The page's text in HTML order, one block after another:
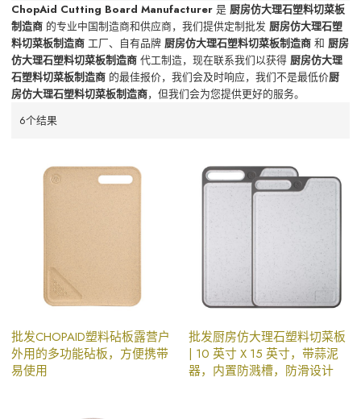
ChopAid Cutting Board Manufacturer 是 厨房仿大理石塑料切菜板
制造商 的专业中国制造商和供应商，我们提供定制批发 厨房仿大理石塑
料切菜板制造商 工厂、自有品牌 厨房仿大理石塑料切菜板制造商 和 厨房
仿大理石塑料切菜板制造商 代工制造，现在联系我们以获得 厨房仿大理
石塑料切菜板制造商 的最佳报价，我们会及时响应，我们不是最低价厨
房仿大理石塑料切菜板制造商，但我们会为您提供更好的服务。
6个结果
批发CHOPAID塑料砧板露营户
外用的多功能砧板，方便携带
易使用
批发厨房仿大理石塑料切菜板
| 10 英寸 X 15 英寸，带蒜泥
器，内置防溅槽，防滑设计